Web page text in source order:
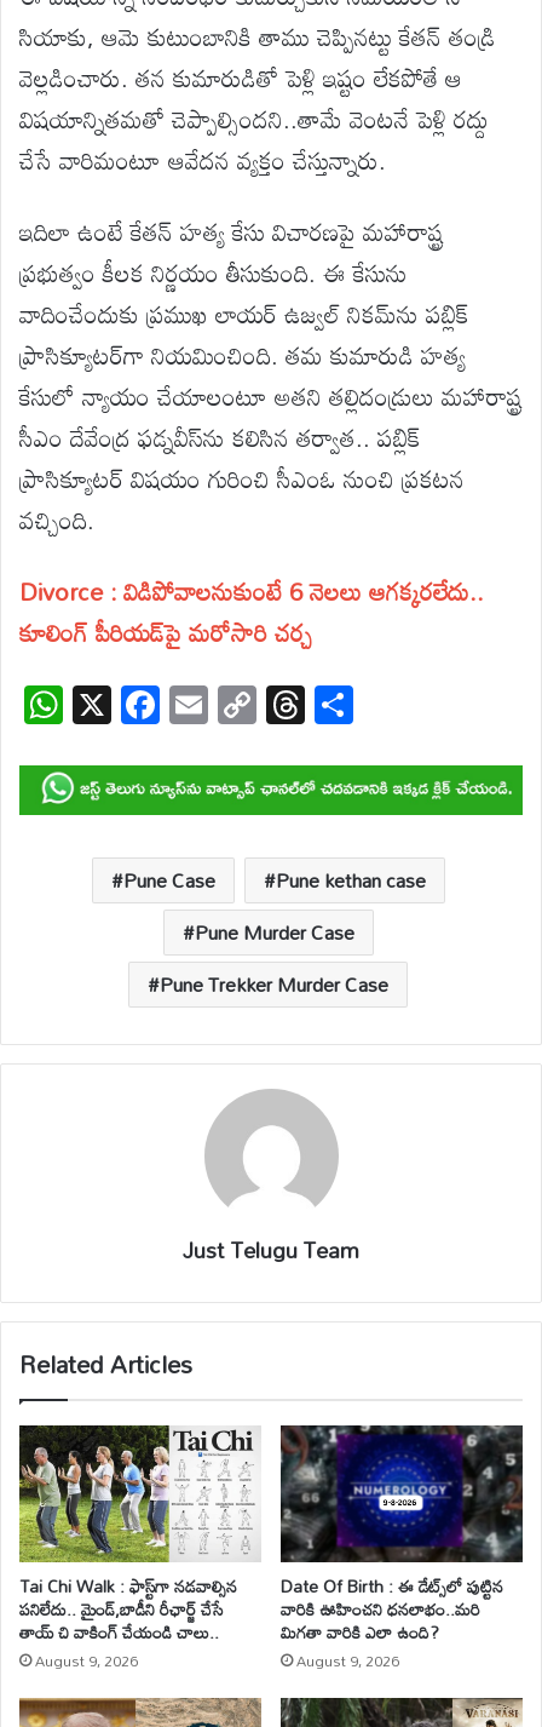
సియాకు, ఆమె కుటుంబానికి తాము చెప్పినట్టు కేతన్ తండ్రి
వెల్లడించారు. తన కుమారుడితో పెళ్లి ఇష్టం లేకపోతే ఆ
విషయాన్నితమతో చెప్పాల్సిందని..తామే వెంటనే పెళ్లి రద్దు
చేసే వారిమంటూ ఆవేదన వ్యక్తం చేస్తున్నారు.
ఇదిలా ఉంటే కేతన్ హత్య కేసు విచారణపై మహారాష్ట్ర
ప్రభుత్వం కీలక నిర్ణయం తీసుకుంది. ఈ కేసును
వాదించేందుకు ప్రముఖ లాయర్ ఉజ్వల్ నికమ్‌ను పబ్లిక్
ప్రాసిక్యూటర్‌గా నియమించింది. తమ కుమారుడి హత్య
కేసులో న్యాయం చేయాలంటూ అతని తల్లిదండ్రులు మహారాష్ట్ర
సీఎం దేవేంద్ర ఫడ్నవీస్‌ను కలిసిన తర్వాత.. పబ్లిక్
ప్రాసిక్యూటర్‌ విషయం గురించి సీఎంఓ నుంచి ప్రకటన
వచ్చింది.
Divorce : విడిపోవాలనుకుంటే 6 నెలలు ఆగక్కరలేదు..
కూలింగ్ పీరియడ్‌పై మరోసారి చర్చ
W
h
at
s
X F
ac
e
b
o
o
k
E
m
ail
C
o
p
y
Li
n
k
T
hr
e
a
d
s
ar
e
Pune Case
Pune kethan case
Pune Murder Case
Pune Trekker Murder Case
Just Telugu Team
Related Articles
Tai Chi Walk : ఫాస్ట్‌గా నడవాల్సిన
పనిలేదు.. మైండ్‌,బాడీని రీఛార్జ్ చేసే
తాయ్ చి వాకింగ్‌ చేయండి చాలు..
August 9, 2026
Date Of Birth : ఈ డేట్స్‌లో పుట్టిన
వారికి ఊహించని ధనలాభం..మరి
మిగతా వారికి ఎలా ఉంది?
August 9, 2026